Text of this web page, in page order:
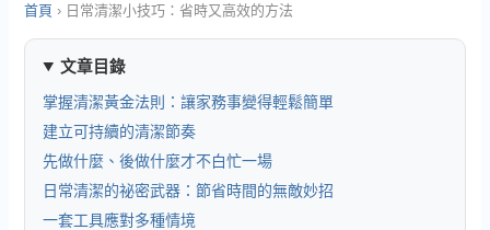
首頁 › 日常清潔小技巧：省時又高效的方法
文章目錄
掌握清潔黃金法則：讓家務事變得輕鬆簡單
建立可持續的清潔節奏
先做什麼、後做什麼才不白忙一場
日常清潔的祕密武器：節省時間的無敵妙招
一套工具應對多種情境